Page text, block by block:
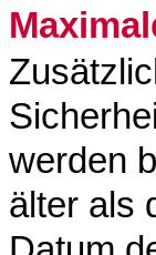
werden
älter als